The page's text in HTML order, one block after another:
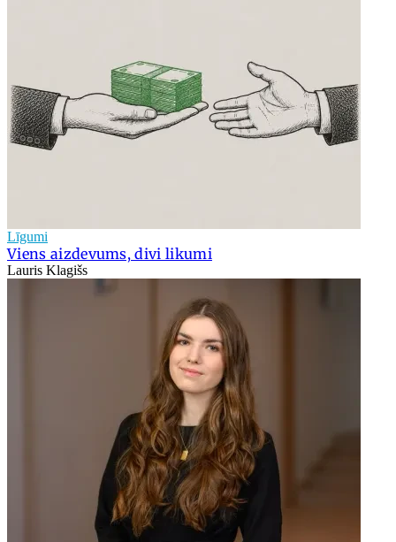
Līgumi
Viens aizdevums, divi likumi
Lauris Klagišs